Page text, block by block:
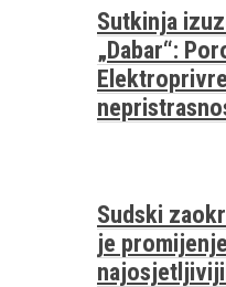
Sutkinja
„Dabar“:
Sudski
je